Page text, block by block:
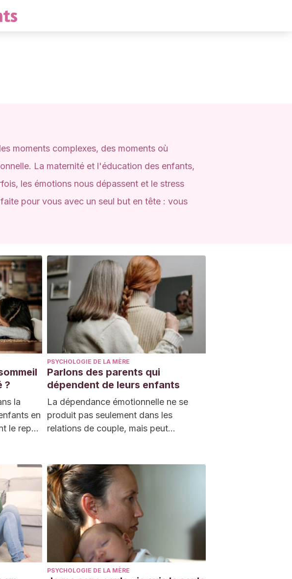
moments complexes, des moments où
La maternité et l'éducation des enfants,
les émotions nous dépassent et le stress
pour vous avec un seul but en tête : vous
?
la
en
le repos
PSYCHOLOGIE DE LA MÈRE
Parlons des parents qui
dépendent de leurs enfants
La dépendance émotionnelle ne se
produit pas seulement dans les
relations de couple, mais peut
PSYCHOLOGIE DE LA MÈRE